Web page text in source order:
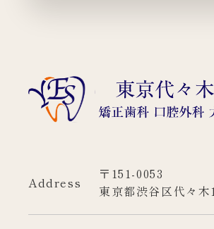
Address
〒151-0053
東京都渋谷区代々